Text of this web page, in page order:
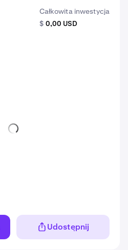
Całkowita inwestycja
$ 0,00 USD
Udostępnij